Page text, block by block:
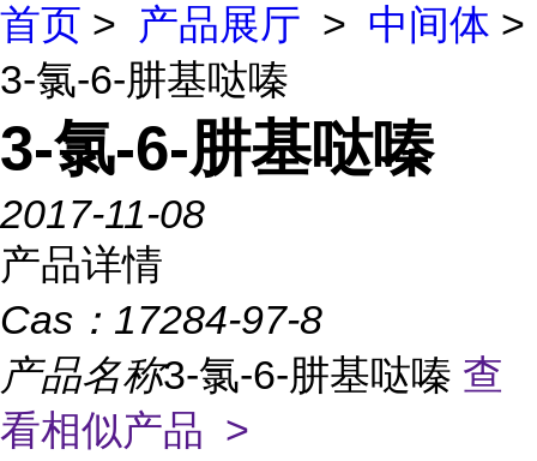
首页 > 产品展厅 > 中间体 >
3-氯-6-肼基哒嗪
3-氯-6-肼基哒嗪
2017-11-08
产品详情
Cas： 17284-97-8
产品名称3-氯-6-肼基哒嗪 查
看相似产品 >